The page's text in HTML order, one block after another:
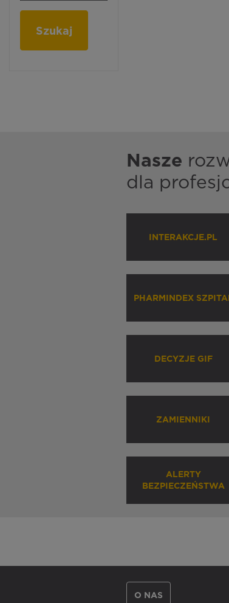
Szukaj
Nasze
dla
INTERAKCJE.PL
PHARMINDEX
DECYZJE GIF
ZAMIENNIKI
ALERTY
BEZPIECZEŃSTWA
O NAS